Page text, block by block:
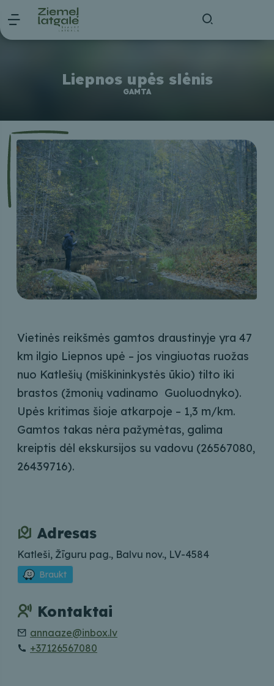
Liepnos upės slėnis
GAMTA
Vietinės reikšmės gamtos draustinyje yra 47
km ilgio Liepnos upė – jos vingiuotas ruožas
nuo Katlešių (miškininkystės ūkio) tilto iki
brastos (žmonių vadinamo Guoluodnyko).
Upės kritimas šioje atkarpoje – 1,3 m/km.
Gamtos takas nėra pažymėtas, galima
kreiptis dėl ekskursijos su vadovu (26567080,
26439716).
Adresas
Katleši, Žīguru pag., Balvu nov., LV-4584
Braukt
Kontaktai
annaaze@inbox.lv
+37126567080